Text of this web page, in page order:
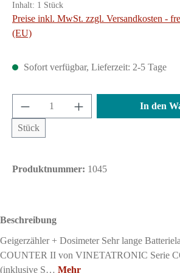
Inhalt: 1 Stück
Preise inkl. MwSt. zzgl. Versandkosten -
(EU)
Sofort verfügbar, Lieferzeit: 2-5 Tage
Produkt Anzahl: Gib den
Stück
In den
Produktnummer: 1045
Beschreibung
Geigerzähler + Dosimeter Sehr lange
COUNTER II von VINETATRONIC Serie
(inklusive S… Mehr